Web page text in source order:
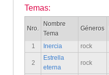
Temas:
Nro.
Nombre
Tema
Géneros
1 Inercia rock
2
Estrella
eterna
rock